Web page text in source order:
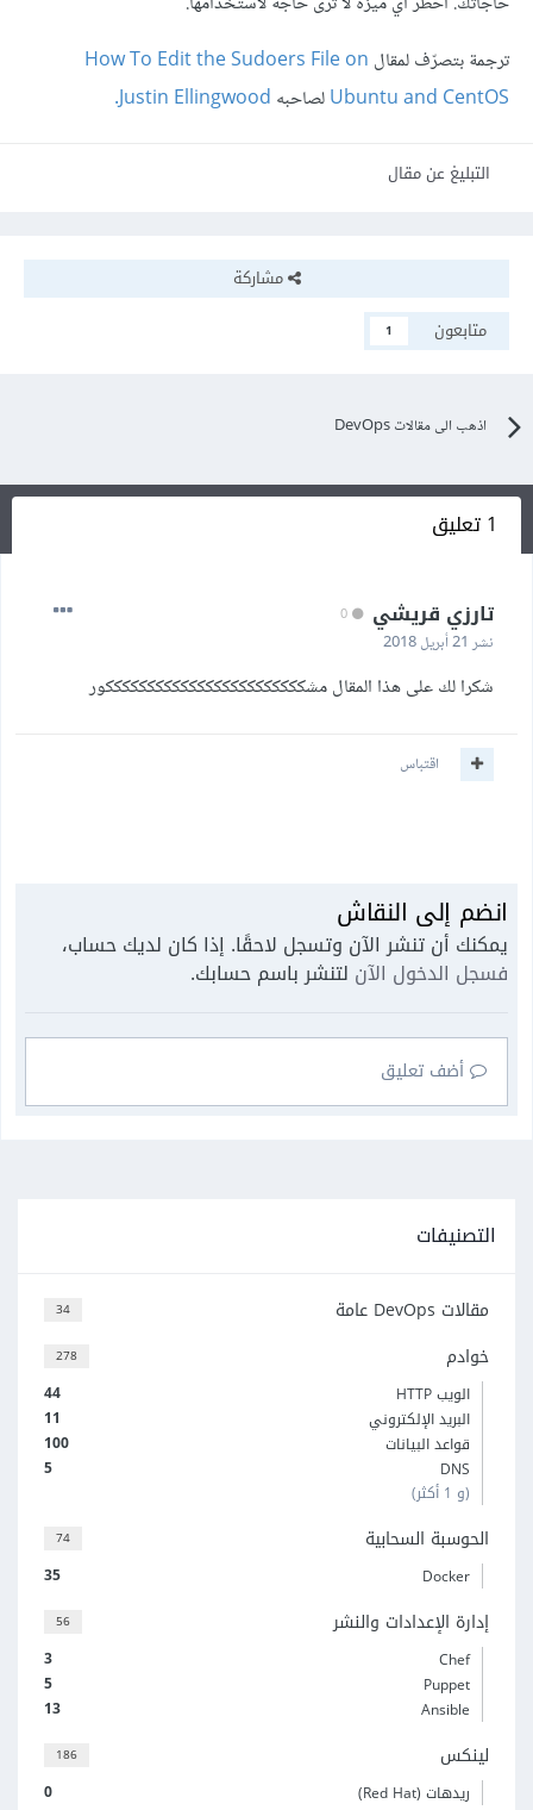
ترجمة بتصرّف لمقال How To Edit the Sudoers File on
Ubuntu and CentOSلصاحبه Justin Ellingwood.
التبليغ عن مقال
مشاركة
متابعون
1
اذهب الى مقالات DevOps
1 تعليق
تارزي قريشي
نشر 21 أبريل 2018
شكرا لك على هذا المقال مشككككككككككككككككككككككككور
اقتباس
انضم إلى النقاش
يمكنك أن تنشر الآن وتسجل لاحقًا. إذا كان لديك حساب،
فسجل الدخول الآن لتنشر باسم حسابك.
أضف تعليق
التصنيفات
34 مقالات DevOps عامة
278 خوادم
44
الويب HTTP
11
البريد الإلكتروني
100
قواعد البيانات
5
DNS
(و 1 أكثر)
74 الحوسبة السحابية
35 Docker
56 إدارة الإعدادات والنشر
3
Chef
5
Puppet
13
Ansible
186 لينكس
0 ريدهات (Red Hat)